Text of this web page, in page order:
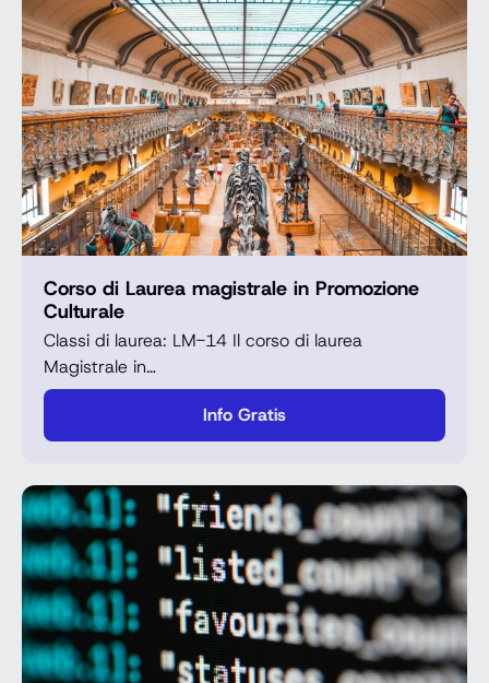
Corso di Laurea magistrale in Promozione
Culturale
Classi di laurea: LM-14 Il corso di laurea
Magistrale in…
Info Gratis